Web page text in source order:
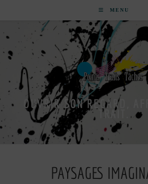
MENU
OUVRIR SON REGARD,
TRAIT.
PAYSAGES